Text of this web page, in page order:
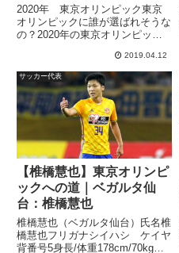
ンチ編】
2020年 東京オリンピック東京
オリンピックに誰が選ばれそうな
の？2020年の東京オリンピック
者たちは、出場を目指してJリー
グや海外リーグでしのぎを削って
います。2018年シーズンは、”東
京世代”の活躍が目覚ま...
2019.04.12
サッカー代表
【椎橋慧也】東京オリンピ
ックへの道｜ベガルタ仙
台：椎橋慧也
椎橋慧也（ベガルタ仙台）氏名椎
橋慧也フリガナシイハシ ケイヤ
背番号5身長/体重178cm/70kg生